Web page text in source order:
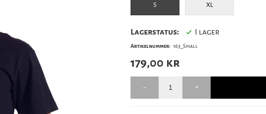
S XL
Lagerstatus: I lager
Artikelnummer: 163_Small
179,00 kr